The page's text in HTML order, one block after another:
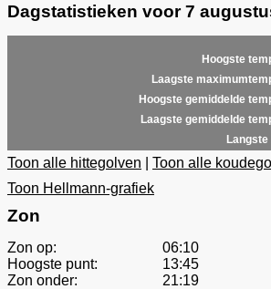
Dagstatistieken voor 7
Hoogste
Laagste
Hoogste gemiddelde
Laagste gemiddelde
Toon alle hittegolven
Toon alle
Toon Hellmann-grafiek
Zon
Zon op:
06:10
Hoogste punt:
13:45
Zon onder:
21:19